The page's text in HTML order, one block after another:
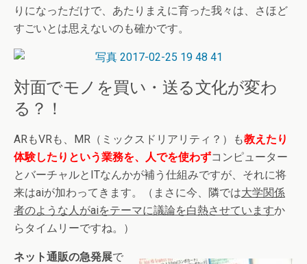
りになっただけで、あたりまえに育った我々は、さほど
すごいとは思えないのも確かです。
対面でモノを買い・送る文化が変わ
る？！
ARもVRも、MR（ミックスドリアリティ？）も教えたり
体験したりという業務を、人でを使わずコンピューター
とバーチャルとITなんかが補う仕組みですが、それに将
来はaiが加わってきます。（まさに今、隣では大学関係
者のような人がaiをテーマに議論を白熱させていますか
らタイムリーですね。）
ネット通販の急発展で